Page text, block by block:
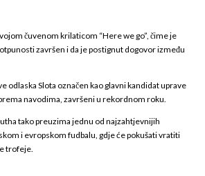
čuvenom krilaticom “Here we go”, čime je
završen i da je postignut dogovor između
odlaska Slota označen kao glavni kandidat uprave
navodima, završeni u rekordnom roku.
tako preuzima jednu od najzahtjevnijih
i evropskom fudbalu, gdje će pokušati vratiti
trofeje.